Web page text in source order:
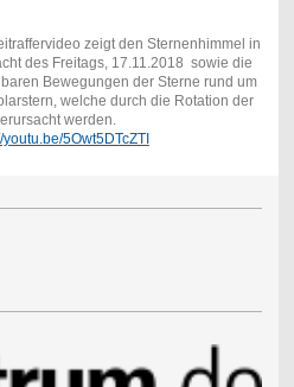
zeigt den Sternenhimmel in
des Freitags, 17.11.2018 sowie die
Bewegungen der Sterne rund um
welche durch die Rotation der
werden.
youtu.be/5Owt5DTcZTI